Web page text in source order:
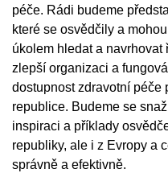
péče. Rádi budeme
které se osvědčily a
úkolem hledat a
zlepší organizaci a
dostupnost zdravotní péče
republice. Budeme se
inspiraci a příklady
republiky, ale i z Evropy a
správně a efektivně.